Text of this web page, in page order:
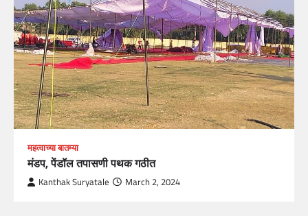
महत्वाच्या बातम्या
मंडप, पेंडॉल तपासणी पथक गठीत
Kanthak Suryatale March 2, 2024